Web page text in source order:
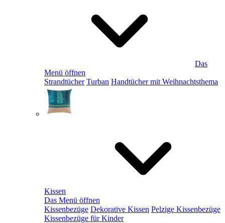
Das
Menü öffnen
Strandtücher Turban Handtücher mit Weihnachtsthema
Kissen
Das Menü öffnen
Kissenbezüge Dekorative Kissen Pelzige Kissenbezüge
Kissenbezüge für Kinder